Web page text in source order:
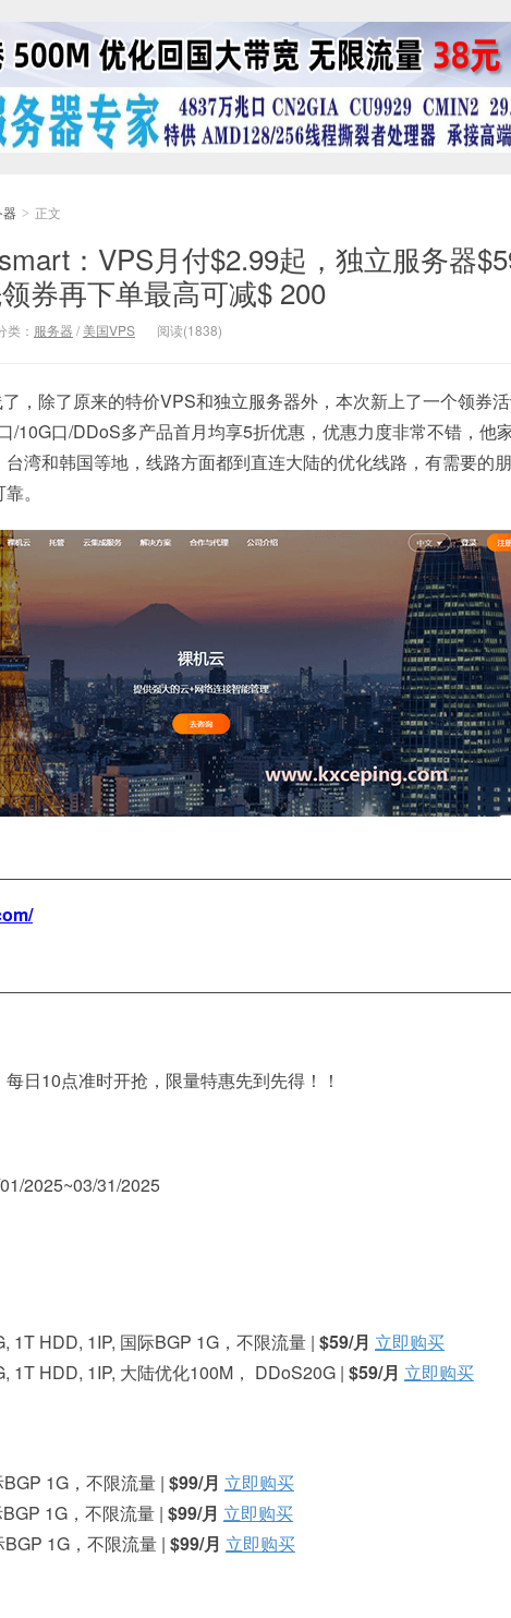
器 > 正文
：VPS月付$2.99起，独立服务器
券再下单最高可减$ 200
类： 服务器 / 美国VPS 阅读(1838)
，除了原来的特价VPS和独立服务器外，本次新上了一个领券
/10G口/DDoS多产品首月均享5折优惠，优惠力度非常不错，他
湾和韩国等地，线路方面都到直连大陆的优化线路，有需要的
。
日10点准时开抢，限量特惠先到先得！！
2025~03/31/2025
1T HDD, 1IP, 国际BGP 1G，不限流量 | $59/月 立即购买
1T HDD, 1IP, 大陆优化100M， DDoS20G | $59/月 立即购买
1G，不限流量 | $99/月 立即购买
1G，不限流量 | $99/月 立即购买
1G，不限流量 | $99/月 立即购买